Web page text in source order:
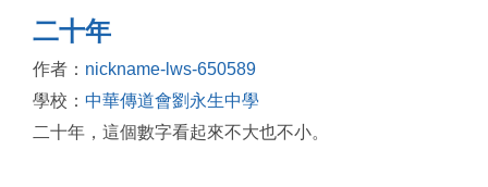
二十年
作者： nickname-lws-650589
學校： 中華傳道會劉永生中學
二十年，這個數字看起來不大也不小。